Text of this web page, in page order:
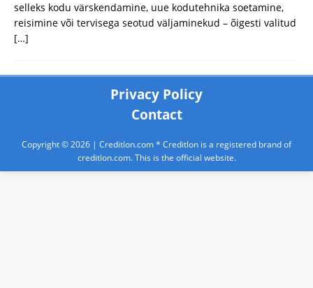
selleks kodu värskendamine, uue kodutehnika soetamine,
reisimine või tervisega seotud väljaminekud – õigesti valitud
[…]
Privacy Policy
Contact
Copyright © 2026 | Creditlon.com* Creditlon is a registered brand of
creditlon.com. This is the official website.